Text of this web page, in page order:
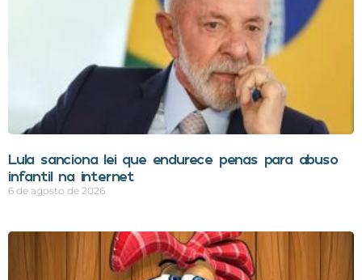
Lula sanciona lei que endurece penas para abuso
infantil na internet
6 de agosto de 2026